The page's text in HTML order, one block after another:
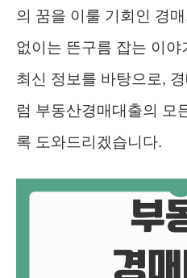
의 꿈을 이룰 기회인 경
없이는 뜬구름 잡는 이
최신 정보를 바탕으로,
럼 부동산경매대출의 모
록 도와드리겠습니다.